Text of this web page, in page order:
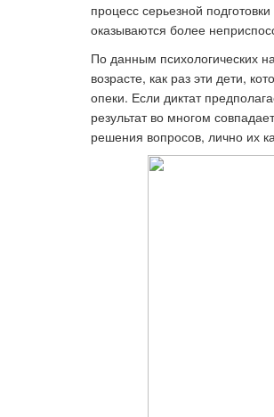
процесс серьезной
оказываются более
По данным психологических
возрасте, как раз эти дети,
опеки. Если диктат
результат во многом
решения вопросов, лично их